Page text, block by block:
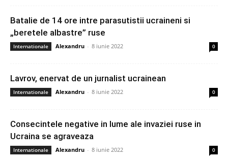
Batalie de 14 ore intre parasutistii ucraineni si
„beretele albastre” ruse
Internationale Alexandru - 8 iunie 2022 0
Lavrov, enervat de un jurnalist ucrainean
Internationale Alexandru - 8 iunie 2022 0
Consecintele negative in lume ale invaziei ruse in
Ucraina se agraveaza
Internationale Alexandru - 8 iunie 2022 0